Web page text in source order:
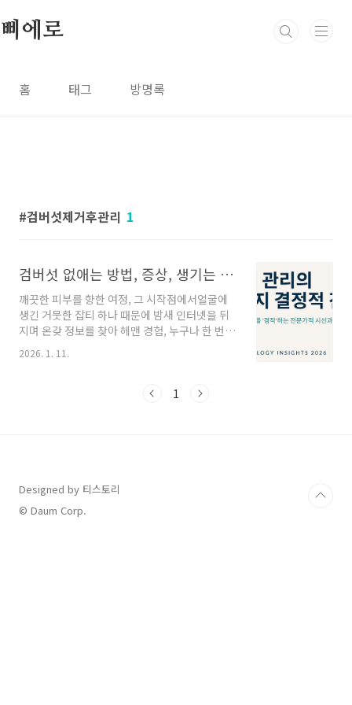
삐에로
홈 태그 방명록
검버섯제거후관리 1
검버섯 없애는 방법, 증상, 생기는 이유 완벽가이드
깨끗한 피부를 향한 여정, 그 시작점에서얼굴에
생긴 거뭇한 잡티 하나 때문에 밤새 인터넷을 뒤
지며 온갖 정보를 찾아 헤맨 경험, 누구나 한 번쯤
있으실 겁니다. 하지만 넘쳐나는 정보의 홍수 속
에서 우리는 길을 잃기 쉽습니다. 대부분의 정보
잘못된 관리는 오히려 소중한 피부를 망치는 지
별하며, 좋은 비료(영양제)와 농기구(치료제)를
선택하고, 마지막으로 흙(피부)을 건강하게 회복
시키는 것처럼 말이죠. 지금부터 당신의 피부..
2026. 1. 11.
1
Designed by 티스토리
© Daum Corp.